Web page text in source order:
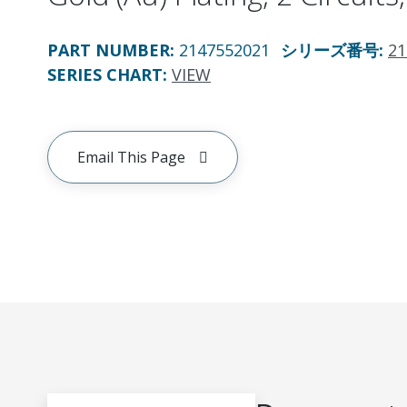
PART NUMBER: 2147552021 シリーズ番号:
SERIES CHART: VIEW
Email This Page